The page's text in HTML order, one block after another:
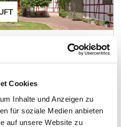
Cookies
Inhalte und Anzeigen zu
für soziale Medien anbieten
auf unsere Website zu
Art...
7